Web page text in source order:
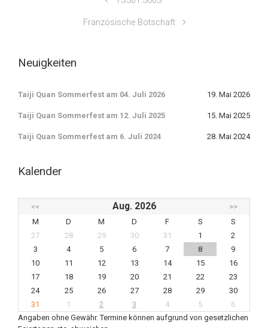
Französische Botschaft
Neuigkeiten
Taiji Quan Sommerfest am 04. Juli 2026 19. Mai 2026
Taiji Quan Sommerfest am 12. Juli 2025 15. Mai 2025
Taiji Quan Sommerfest am 6. Juli 2024 28. Mai 2024
Kalender
<< Aug. 2026
>>
M
D M D F S
S
27
28 29 30 31 1
2
3
4 5 6 7 8
9
10
11 12 13 14 15
16
17
18 19 20 21 22
23
24
25 26 27 28 29
30
31
1 2 3 4 5
6
Angaben ohne Gewähr. Termine können aufgrund von gesetzlichen